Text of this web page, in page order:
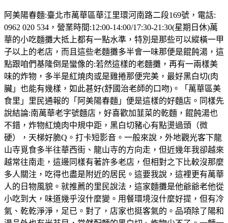
阿美陽春麵:臺北市萬華區華江里環河南路二段169號，電話:
0962 020 534，營業時間:12:00-14:00/17:30-21:30(星期日休)萬
華的小吃麵攤大抵上都有一點水準，特別是那些可以縱橫一甲
子以上的老店，而且這些老麵攤多半會一味那便是餛飩湯，這
點跟咱們基隆倒是蠻像的:若然這樣的老麵攤，再有一兩樣美
味的炸物，多半是紅燒肉或是雞捲那便完美，最好黑白切(肉
臟」也能有幾樣，如此甚好(舒國治老師的口吻)。「萬華區美
食里」里民通報的「阿美陽春麵」便是這樣的好麵店。同樣先
說結論:南萬華老字號麵店，好喜歡加韮菜的乾麵，餛飩湯也
不錯，炸物紅燒肉中規中距，黑白切豬心有點燙過頭（微
硬），天梯好脆Q。打卡短影音。一般來說，外地觀光客下龍
山寺覓食多半往華西街、龍山寺的方向走，但近幾年我卻越來
越常往南走，這邊同樣有著許多老店，但相對之下比較沒那麼
多人關注，吃得也盡是附近的居民。這要我說，這裡更有萬華
人的日物風貌。就推薦的里民說法，這家麵攤是他爺爺老他從
小吃到大，味道幾乎沒什麼變。用餐環境沒什麼好提，但有冷
氣、乾乾淨淨，足已。對了，店家也挺客氣的。品項除了陽和